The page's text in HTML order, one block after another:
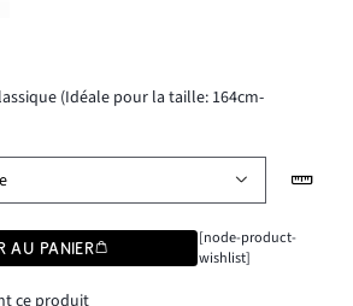
(Idéale pour la taille: 164cm-
AU PANIER
[node-product-
wishlist]